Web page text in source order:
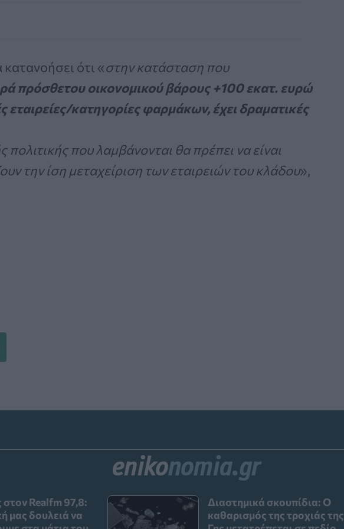
ότι «στην κατάσταση που
πρόσθετου οικονομικού βάρους +100 εκατ. ευρώ
εταιρείες/κατηγορίες φαρμάκων, έχει δραματικές
που λαμβάνονται θα πρέπει να είναι
την ίση μεταχείριση των εταιρειών του κλάδου»,
Realfm 97,8:
μας δουλειά να
Διαστημικά σκουπίδια: Ο
καθαρισμός της τροχιάς της